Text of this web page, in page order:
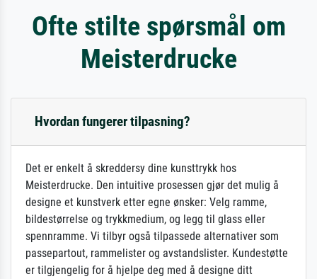
Ofte stilte spørsmål om
Meisterdrucke
Hvordan fungerer tilpasning?
Det er enkelt å skreddersy dine kunsttrykk hos
Meisterdrucke. Den intuitive prosessen gjør det mulig å
designe et kunstverk etter egne ønsker: Velg ramme,
bildestørrelse og trykkmedium, og legg til glass eller
spennramme. Vi tilbyr også tilpassede alternativer som
passepartout, rammelister og avstandslister. Kundestøtte
er tilgjengelig for å hjelpe deg med å designe ditt